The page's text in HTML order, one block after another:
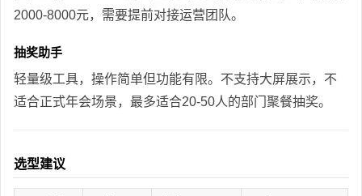
2000-8000元，需要提前对接运营团队。
抽奖助手
轻量级工具，操作简单但功能有限。不支持大屏展示，不
适合正式年会场景，最多适合20-50人的部门聚餐抽奖。
选型建议